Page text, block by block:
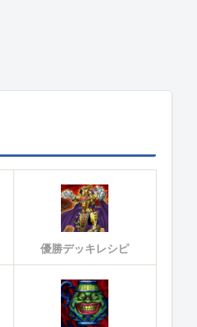
優勝デッキレシピ